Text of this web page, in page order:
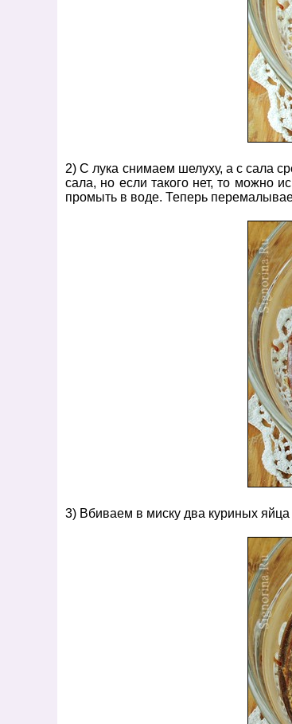
2) С лука снимаем шелуху, а с сала
сала, но если такого нет, то можно
промыть в воде. Теперь
3) Вбиваем в миску два куриных